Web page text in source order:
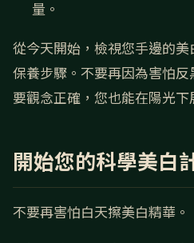
量。
從今天開始，檢視您手邊的
保養步驟。不要再因為害怕
要觀念正確，您也能在陽光下
開始您的科學美白
不要再害怕白天擦美白精華。